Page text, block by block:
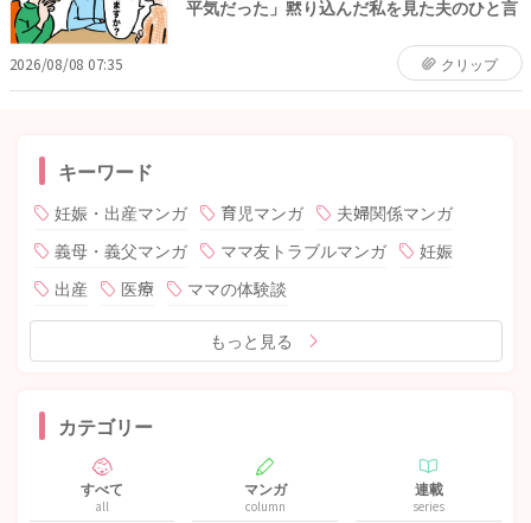
平気だった」黙り込んだ私を見た夫のひと言
2026/08/08 07:35 クリップ
キーワード
妊娠・出産マンガ 育児マンガ
夫婦関係マンガ
義母・義父マンガ
ママ友トラブルマンガ
妊娠
出産
医療 ママの体験談
もっと見る
カテゴリー
すべて
all
マンガ
column
連載
series